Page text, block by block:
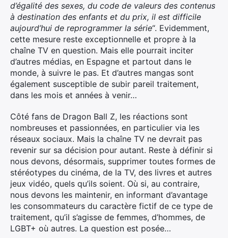
d’égalité des sexes, du code de valeurs des contenus
à destination des enfants et du prix, il est difficile
aujourd’hui de reprogrammer la série“. Evidemment,
cette mesure reste exceptionnelle et propre à la
chaîne TV en question. Mais elle pourrait inciter
d’autres médias, en Espagne et partout dans le
monde, à suivre le pas. Et d’autres mangas sont
également susceptible de subir pareil traitement,
dans les mois et années à venir…
Côté fans de Dragon Ball Z, les réactions sont
nombreuses et passionnées, en particulier via les
réseaux sociaux. Mais la chaîne TV ne devrait pas
revenir sur sa décision pour autant. Reste à définir si
nous devons, désormais, supprimer toutes formes de
stéréotypes du cinéma, de la TV, des livres et autres
jeux vidéo, quels qu’ils soient. Où si, au contraire,
nous devons les maintenir, en informant d’avantage
les consommateurs du caractère fictif de ce type de
traitement, qu’il s’agisse de femmes, d’hommes, de
LGBT+ où autres. La question est posée…